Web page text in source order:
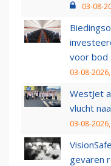
03-08-
voor bod
03-08-
WestJet
vlucht
03-08-
gevaren